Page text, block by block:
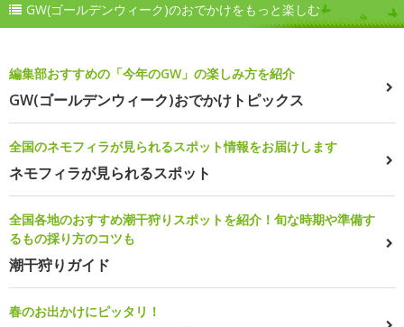
GW(ゴールデンウィーク)のおでかけをもっと楽しむ
編集部おすすめの「今年のGW」の楽しみ方を紹介
GW(ゴールデンウィーク)おでかけトピックス
全国のネモフィラが見られるスポット情報をお届けします
ネモフィラが見られるスポット
全国各地のおすすめ潮干狩りスポットを紹介！旬な時期や準備す
るもの採り方のコツも
潮干狩りガイド
春のお出かけにピッタリ！